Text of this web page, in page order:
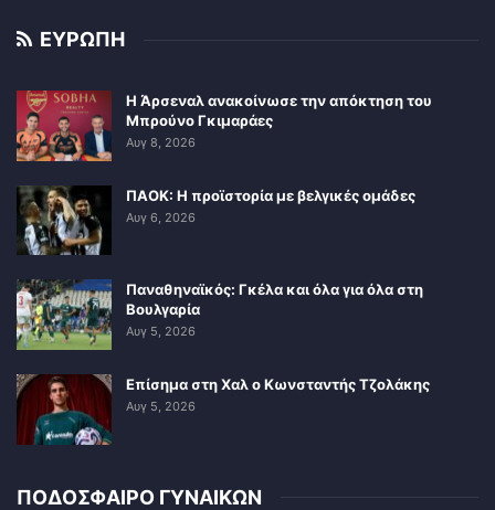
ΕΥΡΩΠΗ
Η Άρσεναλ ανακοίνωσε την απόκτηση του
Μπρούνο Γκιμαράες
Αυγ 8, 2026
ΠΑΟΚ: Η προϊστορία με βελγικές ομάδες
Αυγ 6, 2026
Παναθηναϊκός: Γκέλα και όλα για όλα στη
Βουλγαρία
Αυγ 5, 2026
Επίσημα στη Χαλ ο Κωνσταντής Τζολάκης
Αυγ 5, 2026
ΠΟΔΟΣΦΑΙΡΟ ΓΥΝΑΙΚΩΝ